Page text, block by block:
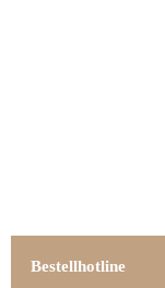
Bestellhotline